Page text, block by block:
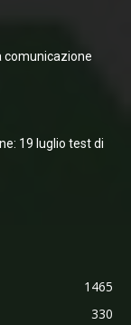
19 luglio test di
1465
330